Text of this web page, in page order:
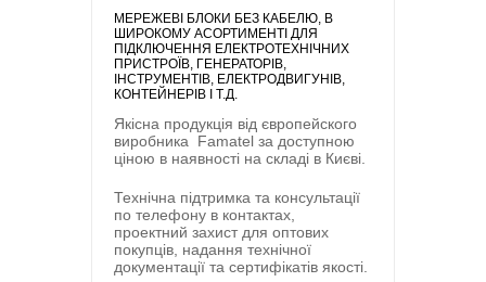
МЕРЕЖЕВІ БЛОКИ БЕЗ КАБЕЛЮ, В
ШИРОКОМУ АСОРТИМЕНТІ ДЛЯ
ПІДКЛЮЧЕННЯ ЕЛЕКТРОТЕХНІЧНИХ
ПРИСТРОЇВ, ГЕНЕРАТОРІВ,
ІНСТРУМЕНТІВ, ЕЛЕКТРОДВИГУНІВ,
КОНТЕЙНЕРІВ І Т.Д.
Якісна продукція від європейского
виробника Famatel за доступною
ціною в наявності на складі в Києві.
Технічна підтримка та консультації
по телефону в контактах,
проектний захист для оптових
покупців, надання технічної
документації та сертифікатів якості.